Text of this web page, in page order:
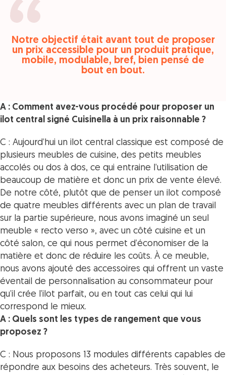
Notre objectif était avant tout de proposer
un prix accessible pour un produit pratique,
mobile, modulable, bref, bien pensé de
bout en bout.
A : Comment avez-vous procédé pour proposer un
ilot central signé Cuisinella à un prix raisonnable ?
C : Aujourd’hui un ilot central classique est composé de
plusieurs meubles de cuisine, des petits meubles
accolés ou dos à dos, ce qui entraine l’utilisation de
beaucoup de matière et donc un prix de vente élevé.
De notre côté, plutôt que de penser un ilot composé
de quatre meubles différents avec un plan de travail
sur la partie supérieure, nous avons imaginé un seul
meuble « recto verso », avec un côté cuisine et un
côté salon, ce qui nous permet d’économiser de la
matière et donc de réduire les coûts. À ce meuble,
nous avons ajouté des accessoires qui offrent un vaste
éventail de personnalisation au consommateur pour
qu’il crée l’ilot parfait, ou en tout cas celui qui lui
correspond le mieux.
A : Quels sont les types de rangement que vous
proposez ?
C : Nous proposons 13 modules différents capables de
répondre aux besoins des acheteurs. Très souvent, le